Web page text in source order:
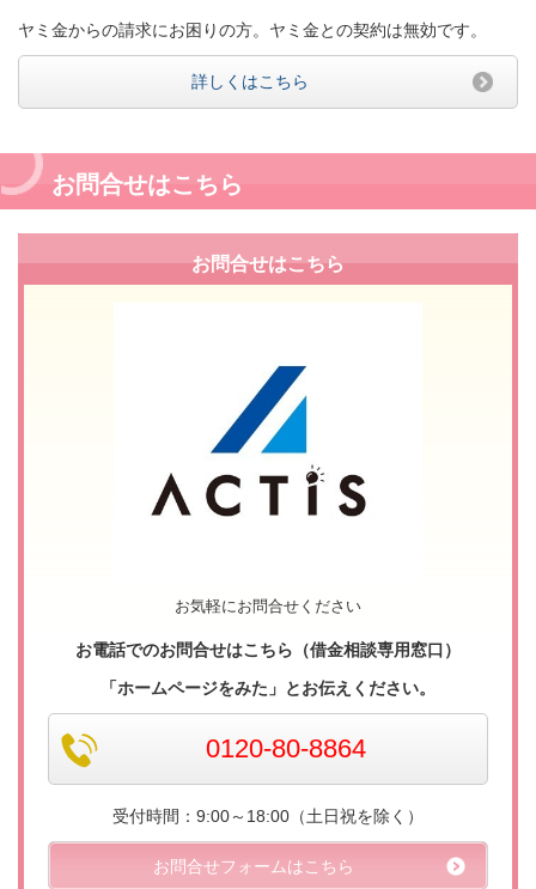
ヤミ金からの請求にお困りの方。ヤミ金との契約は無効です。
詳しくはこちら
お問合せはこちら
お問合せはこちら
お気軽にお問合せください
お電話でのお問合せはこちら（借金相談専用窓口）
「ホームページをみた」とお伝えください。
0120-80-8864
受付時間：9:00～18:00（土日祝を除く）
お問合せフォームはこちら